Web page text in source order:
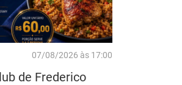
07/08/2026 às 17:00
de Frederico